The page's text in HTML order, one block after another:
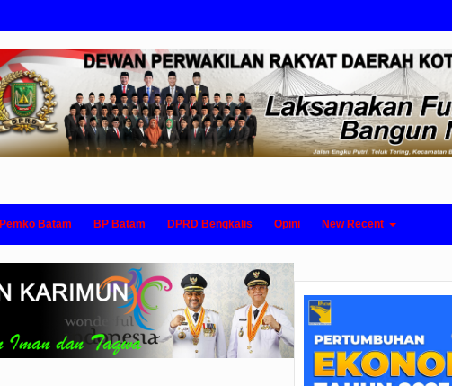
Pemko Batam BP Batam DPRD Bengkalis Opini New Recent